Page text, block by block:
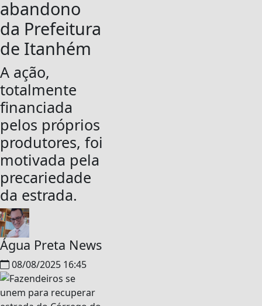
abandono
da Prefeitura
de Itanhém
A ação,
totalmente
financiada
pelos próprios
produtores, foi
motivada pela
precariedade
da estrada.
Água Preta News
08/08/2025 16:45